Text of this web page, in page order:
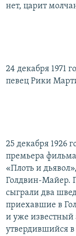
нет, царит
24 декабря 1971
певец Рики
25 декабря 1926
премьера
«Плоть и
Голдвин-Майер.
сыграли два
приехавшие в
и уже
утвердившийся